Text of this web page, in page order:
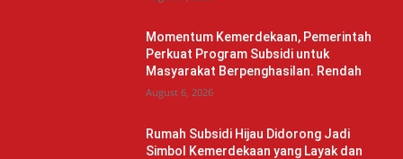
Momentum Kemerdekaan, Pemerintah
Perkuat Program Subsidi untuk
Masyarakat Berpenghasilan. Rendah
August 6, 2026
Rumah Subsidi Hijau Didorong Jadi
Simbol Kemerdekaan yang Layak dan